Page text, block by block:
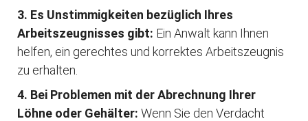
3. Es Unstimmigkeiten bezüglich Ihres
Arbeitszeugnisses gibt: Ein Anwalt kann Ihnen
helfen, ein gerechtes und korrektes Arbeitszeugnis
zu erhalten.
4. Bei Problemen mit der Abrechnung Ihrer
Löhne oder Gehälter: Wenn Sie den Verdacht